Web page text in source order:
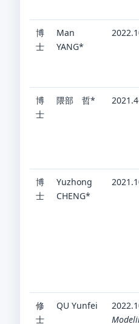
博
士
Man
YANG*
博
士
隈部 哲*
博
士
Yuzhong
CHENG*
修
士
QU Yunfei